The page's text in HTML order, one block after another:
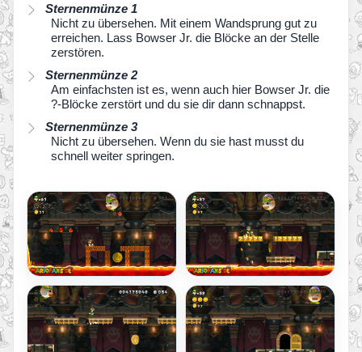
Sternenmünze 1
Nicht zu übersehen. Mit einem Wandsprung gut zu
erreichen. Lass Bowser Jr. die Blöcke an der Stelle
zerstören.
Sternenmünze 2
Am einfachsten ist es, wenn auch hier Bowser Jr. die
?-Blöcke zerstört und du sie dir dann schnappst.
Sternenmünze 3
Nicht zu übersehen. Wenn du sie hast musst du
schnell weiter springen.